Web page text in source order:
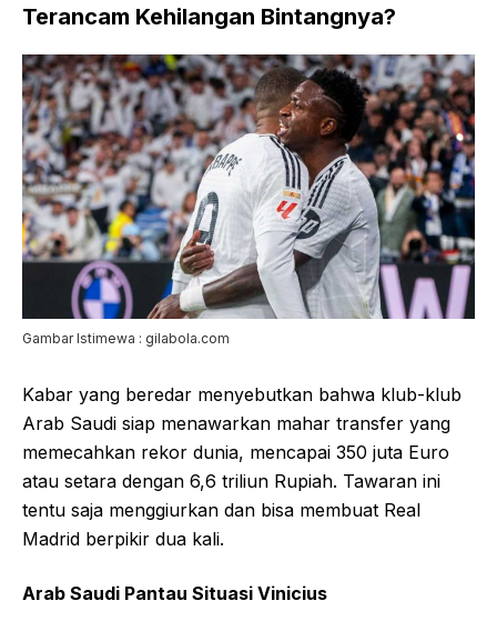
Terancam Kehilangan Bintangnya?
Gambar Istimewa : gilabola.com
Kabar yang beredar menyebutkan bahwa klub-klub
Arab Saudi siap menawarkan mahar transfer yang
memecahkan rekor dunia, mencapai 350 juta Euro
atau setara dengan 6,6 triliun Rupiah. Tawaran ini
tentu saja menggiurkan dan bisa membuat Real
Madrid berpikir dua kali.
Arab Saudi Pantau Situasi Vinicius